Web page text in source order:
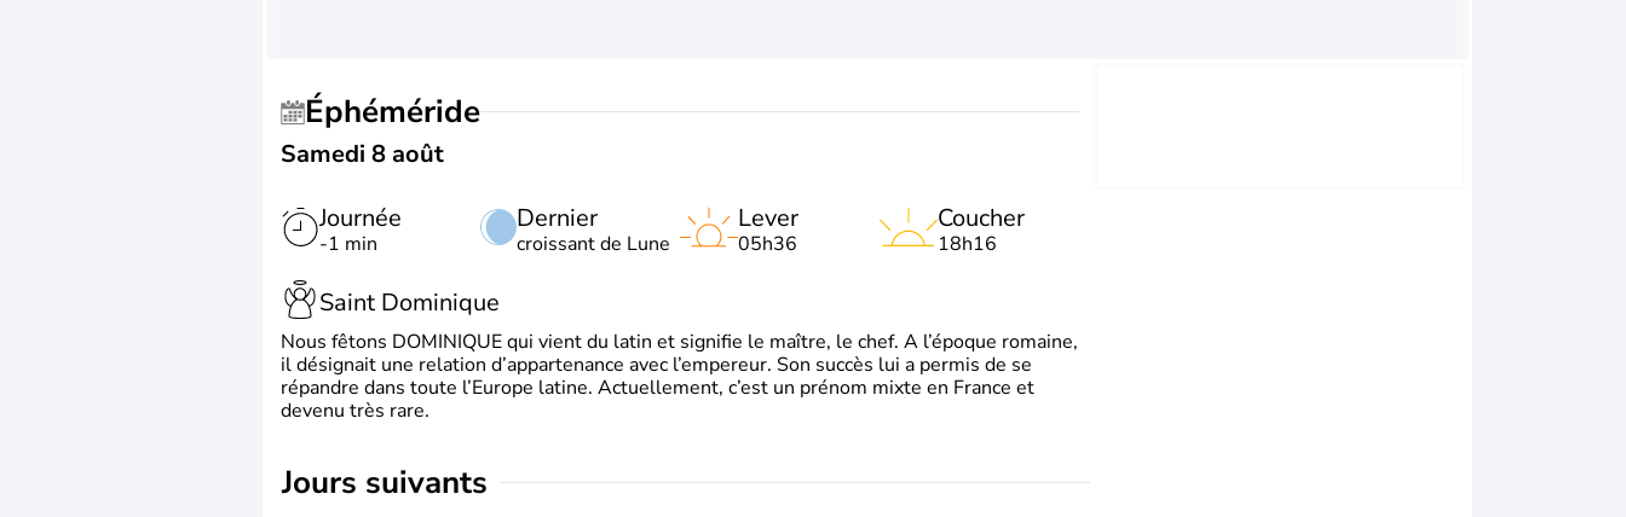
Éphéméride
Samedi 8 août
Journée
-1 min
Dernier
croissant de Lune
Lever
05h36
Coucher
18h16
Saint Dominique
Nous fêtons DOMINIQUE qui vient du latin et signifie le maître, le chef. A l’époque romaine,
il désignait une relation d’appartenance avec l’empereur. Son succès lui a permis de se
répandre dans toute l’Europe latine. Actuellement, c’est un prénom mixte en France et
devenu très rare.
jours suivants